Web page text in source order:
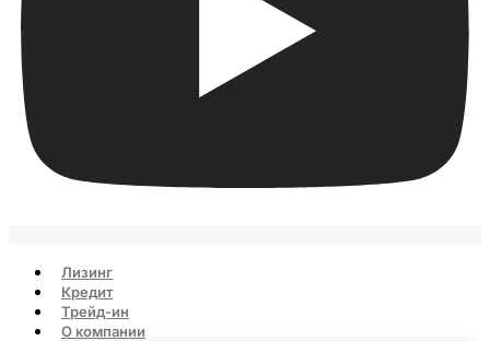
Лизинг
Кредит
Трейд-ин
О компании